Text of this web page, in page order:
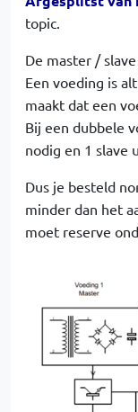
topic.
De master /
Een voeding is
maakt dat een
Bij een dubbele
nodig en 1 slave
Dus je besteld
minder dan het
moet reserve